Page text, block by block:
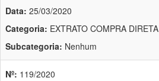
Data: 25/03/2020
Categoria: EXTRATO COMPRA DIRETA
Subcategoria: Nenhum
Nº: 119/2020